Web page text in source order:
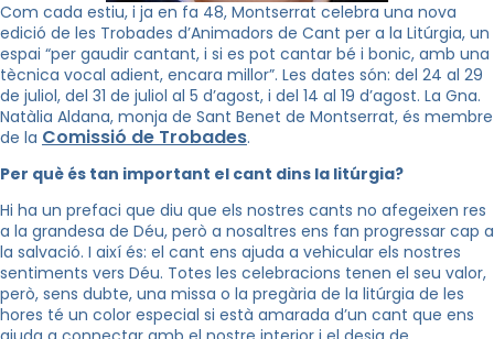
Com cada estiu, i ja en fa 48, Montserrat celebra una nova
edició de les Trobades d’Animadors de Cant per a la Litúrgia, un
espai “per gaudir cantant, i si es pot cantar bé i bonic, amb una
tècnica vocal adient, encara millor”. Les dates són: del 24 al 29
de juliol, del 31 de juliol al 5 d’agost, i del 14 al 19 d’agost. La Gna.
Natàlia Aldana, monja de Sant Benet de Montserrat, és membre
de la Comissió de Trobades.
Per què és tan important el cant dins la litúrgia?
Hi ha un prefaci que diu que els nostres cants no afegeixen res
a la grandesa de Déu, però a nosaltres ens fan progressar cap a
la salvació. I així és: el cant ens ajuda a vehicular els nostres
sentiments vers Déu. Totes les celebracions tenen el seu valor,
però, sens dubte, una missa o la pregària de la litúrgia de les
hores té un color especial si està amarada d’un cant que ens